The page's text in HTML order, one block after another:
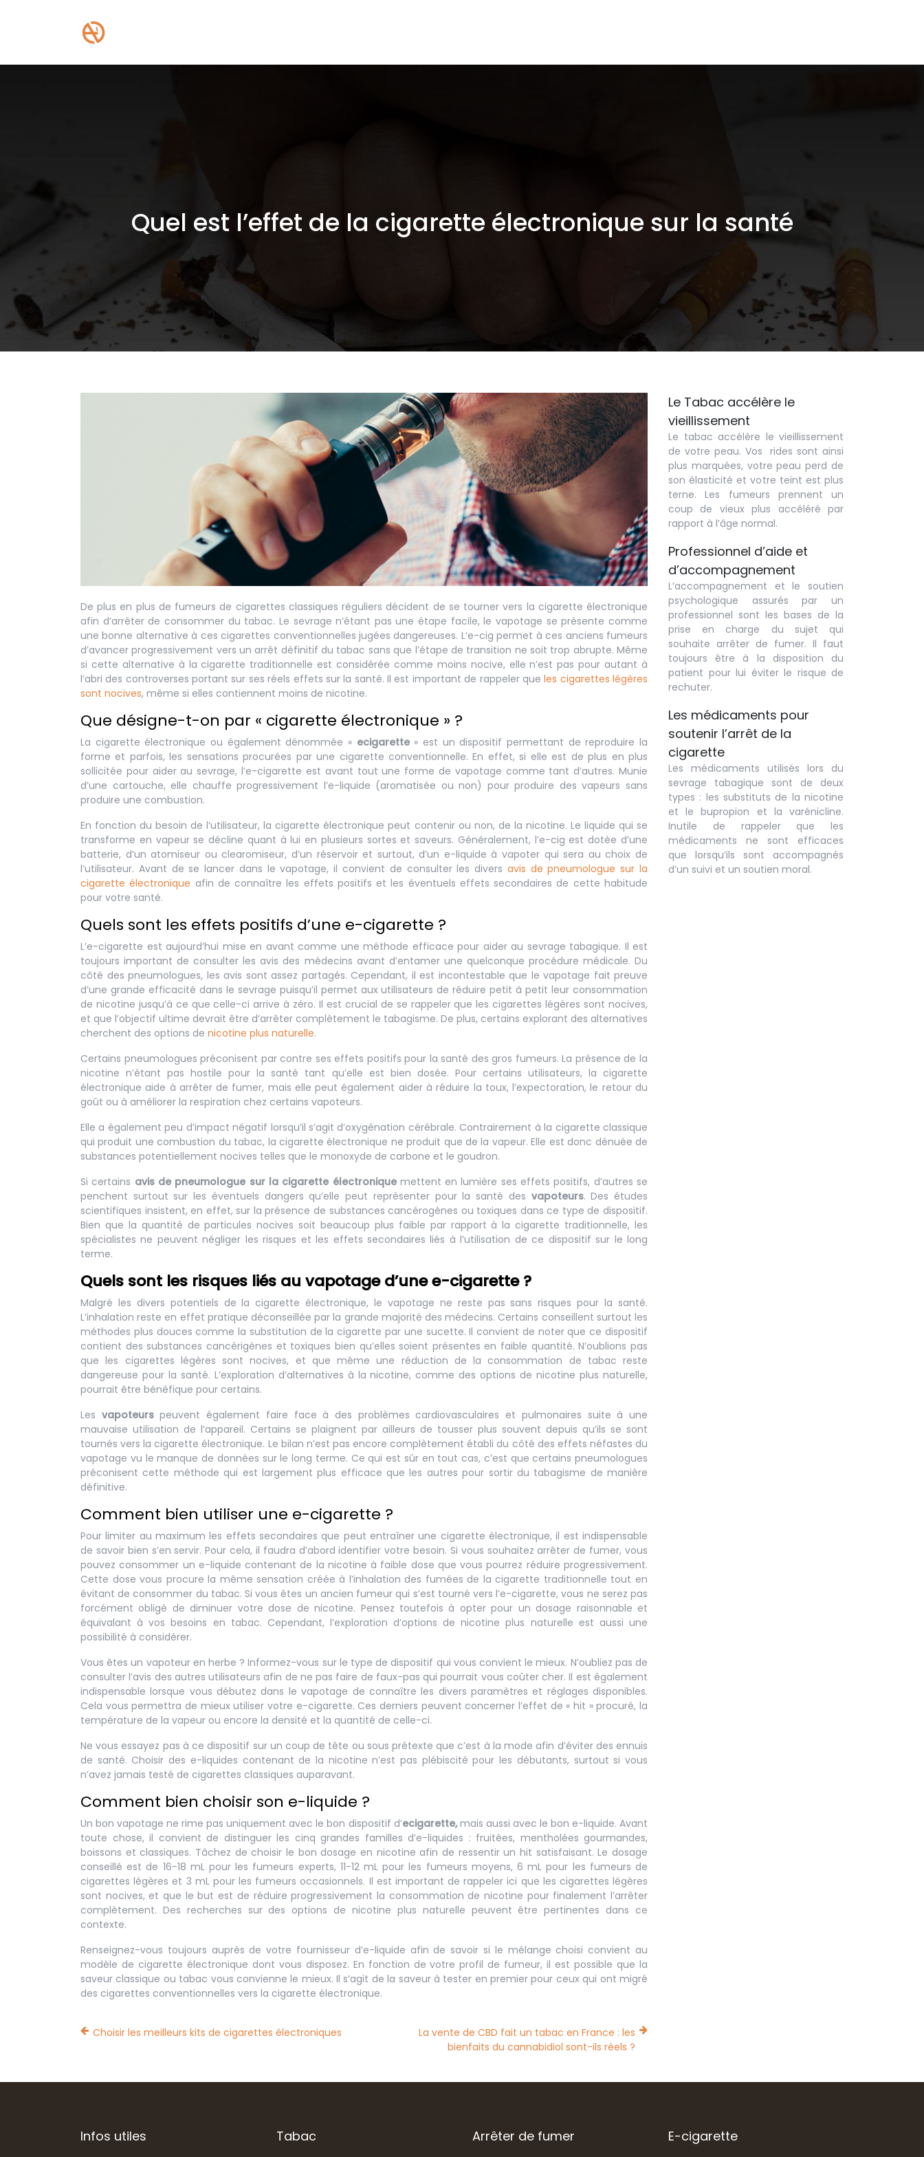
Quel est l’effet de la cigarette électronique sur la santé
De plus en plus de fumeurs de cigarettes classiques réguliers décident de se tourner vers la cigarette électronique
afin d’arrêter de consommer du tabac. Le sevrage n’étant pas une étape facile, le vapotage se présente comme
une bonne alternative à ces cigarettes conventionnelles jugées dangereuses. L’e-cig permet à ces anciens fumeurs
d’avancer progressivement vers un arrêt définitif du tabac sans que l’étape de transition ne soit trop abrupte. Même
si cette alternative à la cigarette traditionnelle est considérée comme moins nocive, elle n’est pas pour autant à
l’abri des controverses portant sur ses réels effets sur la santé. Il est important de rappeler queles cigarettes légères
sont nocives, même si elles contiennent moins de nicotine.
Que désigne-t-on par « cigarette électronique » ?
La cigarette électronique ou également dénommée « ecigarette» est un dispositif permettant de reproduire la
forme et parfois, les sensations procurées par une cigarette conventionnelle. En effet, si elle est de plus en plus
sollicitée pour aider au sevrage, l’e-cigarette est avant tout une forme de vapotage comme tant d’autres. Munie
d’une cartouche, elle chauffe progressivement l’e-liquide (aromatisée ou non) pour produire des vapeurs sans
produire une combustion.
En fonction du besoin de l‘utilisateur, la cigarette électronique peut contenir ou non, de la nicotine. Le liquide qui se
transforme en vapeur se décline quant à lui en plusieurs sortes et saveurs. Généralement, l’e-cig est dotée d’une
batterie, d’un atomiseur ou clearomiseur, d’un réservoir et surtout, d’un e-liquide à vapoter qui sera au choix de
l’utilisateur. Avant de se lancer dans le vapotage, il convient de consulter les divers avis de pneumologue sur la
cigarette électronique afin de connaître les effets positifs et les éventuels effets secondaires de cette habitude
pour votre santé.
Quels sont les effets positifs d’une e-cigarette ?
L’e-cigarette est aujourd’hui mise en avant comme une méthode efficace pour aider au sevrage tabagique. Il est
toujours important de consulter les avis des médecins avant d’entamer une quelconque procédure médicale. Du
côté des pneumologues, les avis sont assez partagés. Cependant, il est incontestable que le vapotage fait preuve
d’une grande efficacité dans le sevrage puisqu’il permet aux utilisateurs de réduire petit à petit leur consommation
de nicotine jusqu’à ce que celle-ci arrive à zéro. Il est crucial de se rappeler que les cigarettes légères sont nocives,
et que l’objectif ultime devrait être d’arrêter complètement le tabagisme. De plus, certains explorant des alternatives
cherchent des options de nicotine plus naturelle.
Certains pneumologues préconisent par contre ses effets positifs pour la santé des gros fumeurs. La présence de la
nicotine n’étant pas hostile pour la santé tant qu’elle est bien dosée. Pour certains utilisateurs, la cigarette
électronique aide à arrêter de fumer, mais elle peut également aider à réduire la toux, l’expectoration, le retour du
goût ou à améliorer la respiration chez certains vapoteurs.
Elle a également peu d’impact négatif lorsqu’il s’agit d’oxygénation cérébrale. Contrairement à la cigarette classique
qui produit une combustion du tabac, la cigarette électronique ne produit que de la vapeur. Elle est donc dénuée de
substances potentiellement nocives telles que le monoxyde de carbone et le goudron.
Si certains avis de pneumologue sur la cigarette électroniquemettent en lumière ses effets positifs, d’autres se
penchent surtout sur les éventuels dangers qu’elle peut représenter pour la santé des vapoteurs. Des études
scientifiques insistent, en effet, sur la présence de substances cancérogènes ou toxiques dans ce type de dispositif.
Bien que la quantité de particules nocives soit beaucoup plus faible par rapport à la cigarette traditionnelle, les
spécialistes ne peuvent négliger les risques et les effets secondaires liés à l’utilisation de ce dispositif sur le long
terme.
Quels sont les risques liés au vapotage d’une e-cigarette ?
Malgré les divers potentiels de la cigarette électronique, le vapotage ne reste pas sans risques pour la santé.
L’inhalation reste en effet pratique déconseillée par la grande majorité des médecins. Certains conseillent surtout les
méthodes plus douces comme la substitution de la cigarette par une sucette. Il convient de noter que ce dispositif
contient des substances cancérigènes et toxiques bien qu’elles soient présentes en faible quantité. N’oublions pas
que les cigarettes légères sont nocives, et que même une réduction de la consommation de tabac reste
dangereuse pour la santé. L’exploration d’alternatives à la nicotine, comme des options de nicotine plus naturelle,
pourrait être bénéfique pour certains.
Les vapoteurspeuvent également faire face à des problèmes cardiovasculaires et pulmonaires suite à une
mauvaise utilisation de l’appareil. Certains se plaignent par ailleurs de tousser plus souvent depuis qu’ils se sont
tournés vers la cigarette électronique. Le bilan n’est pas encore complètement établi du côté des effets néfastes du
vapotage vu le manque de données sur le long terme. Ce qui est sûr en tout cas, c’est que certains pneumologues
préconisent cette méthode qui est largement plus efficace que les autres pour sortir du tabagisme de manière
définitive.
Comment bien utiliser une e-cigarette ?
Pour limiter au maximum les effets secondaires que peut entraîner une cigarette électronique, il est indispensable
de savoir bien s’en servir. Pour cela, il faudra d’abord identifier votre besoin. Si vous souhaitez arrêter de fumer, vous
pouvez consommer un e-liquide contenant de la nicotine à faible dose que vous pourrez réduire progressivement.
Cette dose vous procure la même sensation créée à l’inhalation des fumées de la cigarette traditionnelle tout en
évitant de consommer du tabac. Si vous êtes un ancien fumeur qui s’est tourné vers l’e-cigarette, vous ne serez pas
forcément obligé de diminuer votre dose de nicotine. Pensez toutefois à opter pour un dosage raisonnable et
équivalant à vos besoins en tabac. Cependant, l’exploration d’options de nicotine plus naturelle est aussi une
possibilité à considérer.
Vous êtes un vapoteur en herbe ? Informez-vous sur le type de dispositif qui vous convient le mieux. N’oubliez pas de
consulter l’avis des autres utilisateurs afin de ne pas faire de faux-pas qui pourrait vous coûter cher. Il est également
indispensable lorsque vous débutez dans le vapotage de connaître les divers paramètres et réglages disponibles.
Cela vous permettra de mieux utiliser votre e-cigarette. Ces derniers peuvent concerner l’effet de « hit » procuré, la
température de la vapeur ou encore la densité et la quantité de celle-ci.
Ne vous essayez pas à ce dispositif sur un coup de tête ou sous prétexte que c’est à la mode afin d’éviter des ennuis
de santé. Choisir des e-liquides contenant de la nicotine n’est pas plébiscité pour les débutants, surtout si vous
n’avez jamais testé de cigarettes classiques auparavant.
Comment bien choisir son e-liquide ?
Un bon vapotage ne rime pas uniquement avec le bon dispositif d’ecigarette,mais aussi avec le bon e-liquide. Avant
toute chose, il convient de distinguer les cinq grandes familles d’e-liquides : fruitées, mentholées gourmandes,
boissons et classiques. Tâchez de choisir le bon dosage en nicotine afin de ressentir un hit satisfaisant. Le dosage
conseillé est de 16-18 mL pour les fumeurs experts, 11-12 mL pour les fumeurs moyens, 6 mL pour les fumeurs de
cigarettes légères et 3 mL pour les fumeurs occasionnels. Il est important de rappeler ici que les cigarettes légères
sont nocives, et que le but est de réduire progressivement la consommation de nicotine pour finalement l’arrêter
complètement. Des recherches sur des options de nicotine plus naturelle peuvent être pertinentes dans ce
contexte.
Renseignez-vous toujours auprès de votre fournisseur d’e-liquide afin de savoir si le mélange choisi convient au
modèle de cigarette électronique dont vous disposez. En fonction de votre profil de fumeur, il est possible que la
saveur classique ou tabac vous convienne le mieux. Il s’agit de la saveur à tester en premier pour ceux qui ont migré
des cigarettes conventionnelles vers la cigarette électronique.
Choisir les meilleurs kits de cigarettes électroniques
La vente de CBD fait un tabac en France : les
bienfaits du cannabidiol sont-ils réels ?
Le Tabac accélère le
vieillissement
Le tabac accélère le vieillissement
de votre peau. Vos rides sont ainsi
plus marquées, votre peau perd de
son élasticité et votre teint est plus
terne. Les fumeurs prennent un
coup de vieux plus accéléré par
rapport à l’âge normal.
Professionnel d’aide et
d’accompagnement
L’accompagnement et le soutien
psychologique assurés par un
professionnel sont les bases de la
prise en charge du sujet qui
souhaite arrêter de fumer. Il faut
toujours être à la disposition du
patient pour lui éviter le risque de
rechuter.
Les médicaments pour
soutenir l’arrêt de la
cigarette
Les médicaments utilisés lors du
sevrage tabagique sont de deux
types : les substituts de la nicotine
et le bupropion et la varénicline.
Inutile de rappeler que les
médicaments ne sont efficaces
que lorsqu’ils sont accompagnés
d’un suivi et un soutien moral.
Infos utiles Tabac Arrêter de fumer E-cigarette